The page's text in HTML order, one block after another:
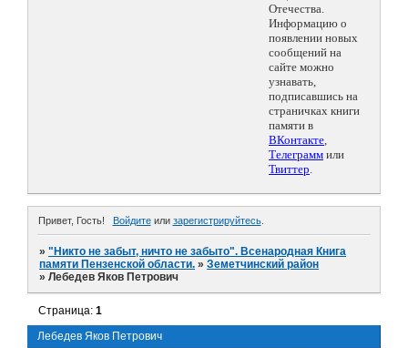
Отечества.
Информацию о
появлении новых
сообщений на
сайте можно
узнавать,
подписавшись на
страничках книги
памяти в
ВКонтакте,
Телеграмм или
Твиттер.
Привет, Гость! Войдитеили зарегистрируйтесь.
»"Никто не забыт, ничто не забыто". Всенародная Книга
памяти Пензенской области. »Земетчинский район
»Лебедев Яков Петрович
Лебедев Яков Петрович
Страница:1